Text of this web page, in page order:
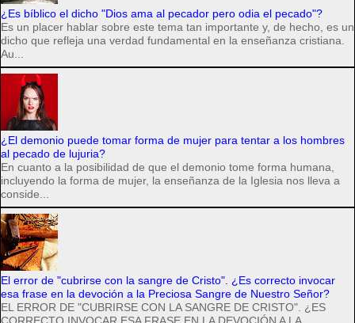
¿Es bíblico el dicho "Dios ama al pecador pero odia el pecado"?
Es un placer hablar sobre este tema tan importante y, de hecho, es un
dicho que refleja una verdad fundamental en la enseñanza cristiana.
Au...
¿El demonio puede tomar forma de mujer para tentar a los hombres
al pecado de lujuria?
En cuanto a la posibilidad de que el demonio tome forma humana,
incluyendo la forma de mujer, la enseñanza de la Iglesia nos lleva a
conside...
El error de "cubrirse con la sangre de Cristo". ¿Es correcto invocar
esa frase en la devoción a la Preciosa Sangre de Nuestro Señor?
EL ERROR DE "CUBRIRSE CON LA SANGRE DE CRISTO". ¿ES